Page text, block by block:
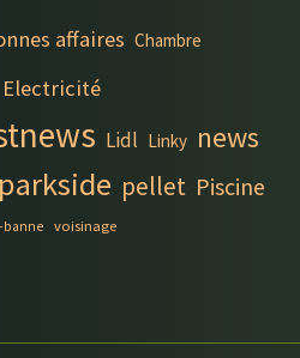
affaires Chambre
Electricité
Lidl Linky news
parkside pellet Piscine
voisinage